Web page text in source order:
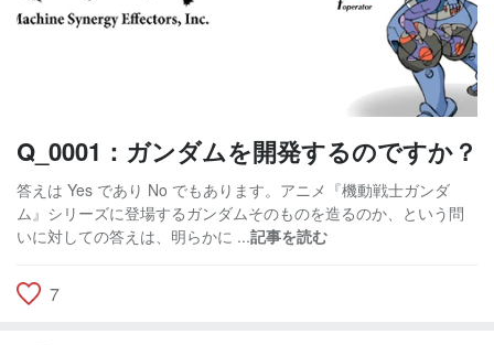
Q_0001：ガンダムを開発するのですか？
答えは Yes であり No でもあります。アニメ『機動戦士ガンダ
ム』シリーズに登場するガンダムそのものを造るのか、という問
いに対しての答えは、明らかに ...記事を読む
7